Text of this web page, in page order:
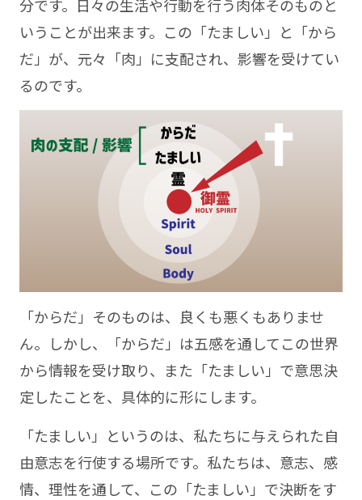
分です。日々の生活や行動を行う肉体そのものと
いうことが出来ます。この「たましい」と「から
だ」が、元々「肉」に支配され、影響を受けてい
るのです。
「からだ」そのものは、良くも悪くもありませ
ん。しかし、「からだ」は五感を通してこの世界
から情報を受け取り、また「たましい」で意思決
定したことを、具体的に形にします。
「たましい」というのは、私たちに与えられた自
由意志を行使する場所です。私たちは、意志、感
情、理性を通して、この「たましい」で決断をす